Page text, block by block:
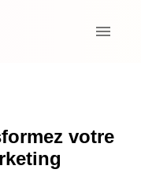
votre